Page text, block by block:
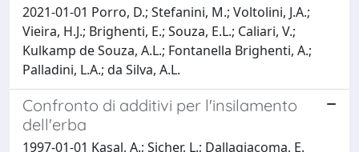
2021-01-01 Porro, D.; Stefanini, M.; Voltolini, J.A.;
Vieira, H.J.; Brighenti, E.; Souza, E.L.; Caliari, V.;
Kulkamp de Souza, A.L.; Fontanella Brighenti, A.;
Palladini, L.A.; da Silva, A.L.
Confronto di additivi per l'insilamento
dell'erba
1997-01-01 Kasal, A.; Sicher, L.; Dallagiacoma, E.